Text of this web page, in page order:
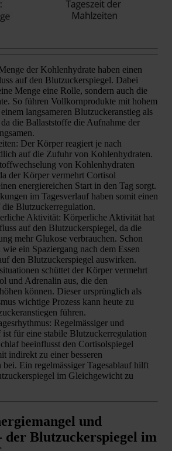
der Kohlenhydrate haben einen
auf den Blutzuckerspiegel. Dabei
Menge eine Rolle, sondern auch die
So führen Vollkornprodukte mit hohem
langsameren Blutzuckeranstieg als
die Ballaststoffe die Aufnahme der
Der Körper reagiert je nach
auf die Zufuhr von Kohlenhydraten.
von Kohlenhydraten
der Körper vermehrt Cortisol
energiereichen Start in den Tag sorgt.
im Tagesverlauf haben somit einen
Blutzuckerregulation.
Aktivität: Körperliche Aktivität hat
auf den Blutzuckerspiegel, da die
mehr Glukose verbrauchen. Schon
ein Spaziergang nach dem Essen
den Blutzuckerspiegel auswirken.
schüttet der Körper vermehrt
und Adrenalin aus, die den
können. Dieser ursprünglich als
wichtige Prozess kann heute zu
führen.
Regelmässiger und
ist für eine stabile Blutzuckerregulation
beeinflusst den Cortisolspiegel
indirekt zu einer besseren
Ein regelmässiger Tagesablauf hilft
im Gleichgewicht zu
und
der Blutzuckerspiegel im